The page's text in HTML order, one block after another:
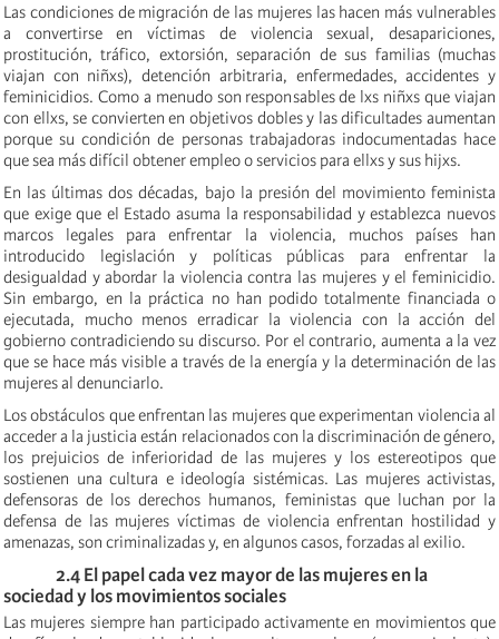
Las condiciones de migración de las mujeres las hacen más vulnerables
a convertirse en víctimas de violencia sexual, desapariciones,
prostitución, tráfico, extorsión, separación de sus familias (muchas
viajan con niñxs), detención arbitraria, enfermedades, accidentes y
feminicidios. Como a menudo son responsables de lxs niñxs que viajan
con ellxs, se convierten en objetivos dobles y las dificultades aumentan
porque su condición de personas trabajadoras indocumentadas hace
que sea más difícil obtener empleo o servicios para ellxs y sus hijxs.
En las últimas dos décadas, bajo la presión del movimiento feminista
que exige que el Estado asuma la responsabilidad y establezca nuevos
marcos legales para enfrentar la violencia, muchos países han
introducido legislación y políticas públicas para enfrentar la
desigualdad y abordar la violencia contra las mujeres y el feminicidio.
Sin embargo, en la práctica no han podido totalmente financiada o
ejecutada, mucho menos erradicar la violencia con la acción del
gobierno contradiciendo su discurso. Por el contrario, aumenta a la vez
que se hace más visible a través de la energía y la determinación de las
mujeres al denunciarlo.
Los obstáculos que enfrentan las mujeres que experimentan violencia al
acceder a la justicia están relacionados con la discriminación de género,
los prejuicios de inferioridad de las mujeres y los estereotipos que
sostienen una cultura e ideología sistémicas. Las mujeres activistas,
defensoras de los derechos humanos, feministas que luchan por la
defensa de las mujeres víctimas de violencia enfrentan hostilidad y
amenazas, son criminalizadas y, en algunos casos, forzadas al exilio.
2.4 El papel cada vez mayor de las mujeres en la
sociedad y los movimientos sociales
Las mujeres siempre han participado activamente en movimientos que